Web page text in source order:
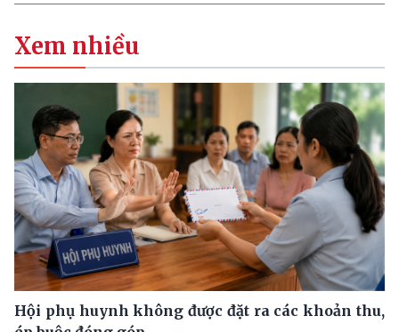
Xem nhiều
Hội phụ huynh không được đặt ra các khoản thu,